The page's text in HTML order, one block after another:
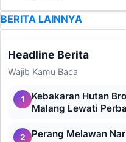
BERITA LAINNYA
Headline Berita
Wajib Kamu Baca
1
Kebakaran Hutan
Malang Lewati
2
Perang Melawan